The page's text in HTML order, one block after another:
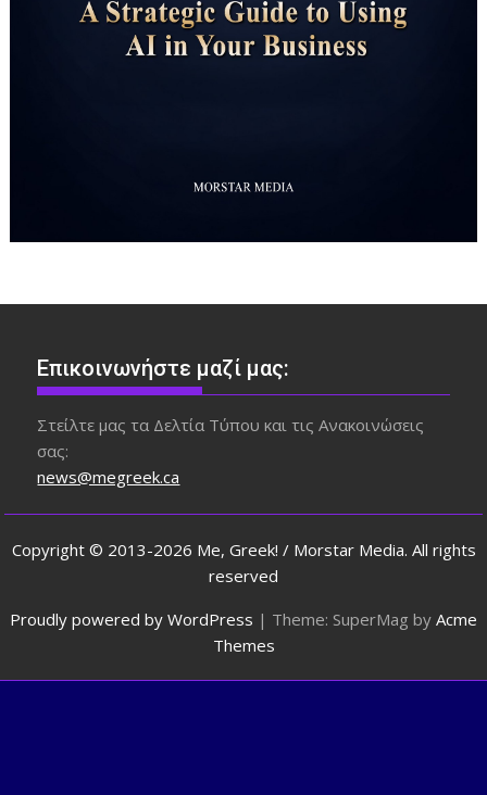
Επικοινωνήστε μαζί μας:
Στείλτε μας τα Δελτία Τύπου και τις Ανακοινώσεις
σας:
news@megreek.ca
Copyright © 2013-2026 Me, Greek! / Morstar Media. All rights
reserved
Proudly powered by WordPress | Theme: SuperMag by Acme
Themes